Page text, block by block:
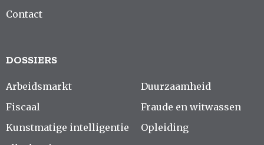
Contact
DOSSIERS
Arbeidsmarkt
Fiscaal
Kunstmatige intelligentie
Duurzaamheid
Fraude en witwassen
Opleiding